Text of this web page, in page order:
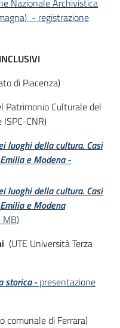
Nazionale Archivistica
- registrazione
di Piacenza)
Patrimonio Culturale del
CNR)
luoghi della cultura. Casi
e Modena-
luoghi della cultura. Casi
e Modena
MB)
(UTE Università Terza
storica -presentazione
comunale di Ferrara)